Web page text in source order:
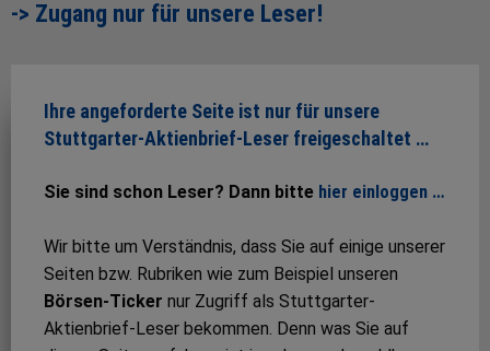
-> Zugang nur für unsere Leser!
Ihre angeforderte Seite ist nur für unsere
Stuttgarter-Aktienbrief-Leser freigeschaltet …
Sie sind schon Leser? Dann bitte hier einloggen …
Wir bitte um Verständnis, dass Sie auf einige unserer
Seiten bzw. Rubriken wie zum Beispiel unseren
Börsen-Ticker nur Zugriff als Stuttgarter-
Aktienbrief-Leser bekommen. Denn was Sie auf